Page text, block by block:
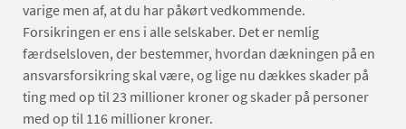
varige men af, at du har påkørt vedkommende.
Forsikringen er ens i alle selskaber. Det er nemlig
færdselsloven, der bestemmer, hvordan dækningen på en
ansvarsforsikring skal være, og lige nu dækkes skader på
ting med op til 23 millioner kroner og skader på personer
med op til 116 millioner kroner.